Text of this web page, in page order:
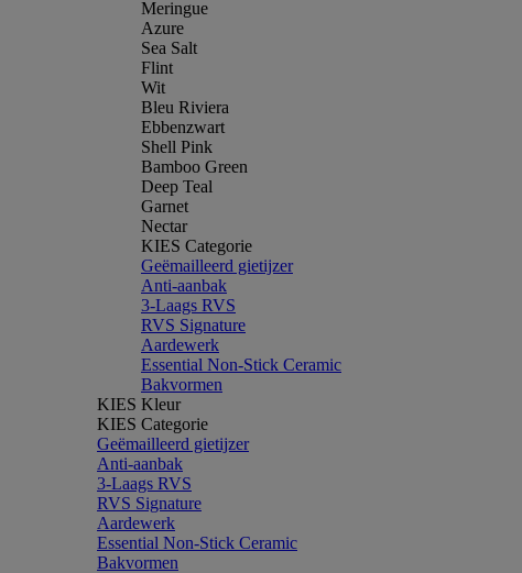
Meringue
Azure
Sea Salt
Flint
Wit
Bleu Riviera
Ebbenzwart
Shell Pink
Bamboo Green
Deep Teal
Garnet
Nectar
KIES Categorie
Geëmailleerd gietijzer
Anti-aanbak
3-Laags RVS
RVS Signature
Aardewerk
Essential Non-Stick Ceramic
Bakvormen
KIES Kleur
KIES Categorie
Geëmailleerd gietijzer
Anti-aanbak
3-Laags RVS
RVS Signature
Aardewerk
Essential Non-Stick Ceramic
Bakvormen